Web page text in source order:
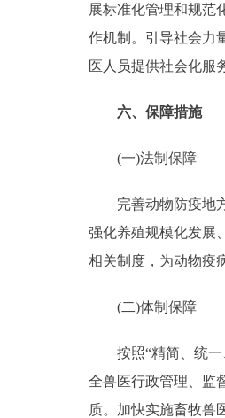
展标准化管理和规范
作机制。引导社会力
医人员提供社会化服
六、保障措施
(一)法制保障
完善动物防疫地方
强化养殖规模化发展
相关制度，为动物疫
(二)体制保障
按照“精简、统一
全兽医行政管理、监
质。加快实施畜牧兽